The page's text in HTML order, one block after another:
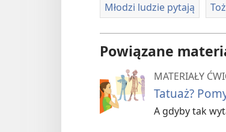
Młodzi ludzie pytają
Powiązane
MATERIAŁY
Tatuaż?
A gdyby tak